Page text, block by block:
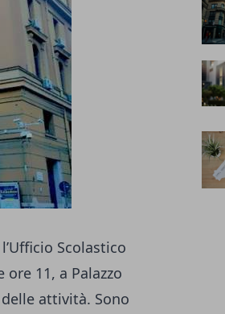
Scolastico
11, a Palazzo
delle attività. Sono